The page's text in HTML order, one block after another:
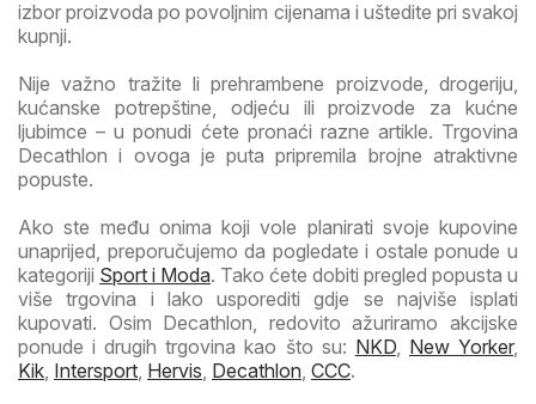
izbor proizvoda po povoljnim cijenama i uštedite pri svakoj
kupnji.
Nije važno tražite li prehrambene proizvode, drogeriju,
kućanske potrepštine, odjeću ili proizvode za kućne
ljubimce – u ponudi ćete pronaći razne artikle. Trgovina
Decathlon i ovoga je puta pripremila brojne atraktivne
popuste.
Ako ste među onima koji vole planirati svoje kupovine
unaprijed, preporučujemo da pogledate i ostale ponude u
kategoriji Sport i Moda. Tako ćete dobiti pregled popusta u
više trgovina i lako usporediti gdje se najviše isplati
kupovati. Osim Decathlon, redovito ažuriramo akcijske
ponude i drugih trgovina kao što su: NKD, New Yorker,
Kik Intersport Hervis Decathlon CCC.